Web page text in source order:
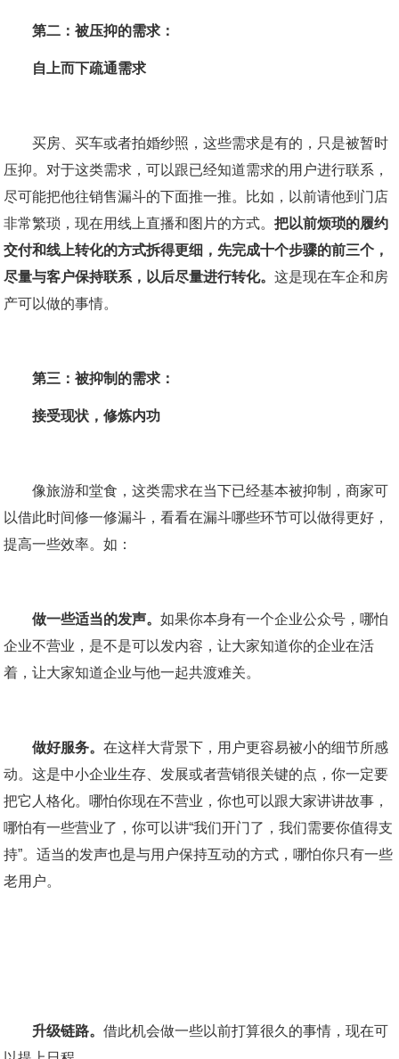
第二：被压抑的需求：
自上而下疏通需求
买房、买车或者拍婚纱照，这些需求是有的，只是被暂时
压抑。对于这类需求，可以跟已经知道需求的用户进行联系，
尽可能把他往销售漏斗的下面推一推。比如，以前请他到门店
非常繁琐，现在用线上直播和图片的方式。把以前烦琐的履约
交付和线上转化的方式拆得更细，先完成十个步骤的前三个，
尽量与客户保持联系，以后尽量进行转化。这是现在车企和房
产可以做的事情。
第三：被抑制的需求：
接受现状，修炼内功
像旅游和堂食，这类需求在当下已经基本被抑制，商家可
以借此时间修一修漏斗，看看在漏斗哪些环节可以做得更好，
提高一些效率。如：
做一些适当的发声。如果你本身有一个企业公众号，哪怕
企业不营业，是不是可以发内容，让大家知道你的企业在活
着，让大家知道企业与他一起共渡难关。
做好服务。在这样大背景下，用户更容易被小的细节所感
动。这是中小企业生存、发展或者营销很关键的点，你一定要
把它人格化。哪怕你现在不营业，你也可以跟大家讲讲故事，
哪怕有一些营业了，你可以讲“我们开门了，我们需要你值得支
持”。适当的发声也是与用户保持互动的方式，哪怕你只有一些
老用户。
升级链路。借此机会做一些以前打算很久的事情，现在可